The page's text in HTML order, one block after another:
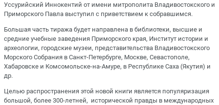
Уссурийский Иннокентий от имени митрополита Владивостокского и
Приморского Павла выступил с приветствием к собравшимся.
Большая часть тиража будет направлена в библиотеки, высшие и
средние учебные заведения Приморского края, Институт истории и
археологии, городские музеи, представительства Владивостокского
Морского Собрания в Санкт-Петербурге, Москве, Севастополе,
Хабаровске и Комсомольске-на-Амуре, в Республике Саха (Якутия) и
др.
Целью распространения этой новой книги является популяризация
большой, более 300-летней, исторической правды в международных